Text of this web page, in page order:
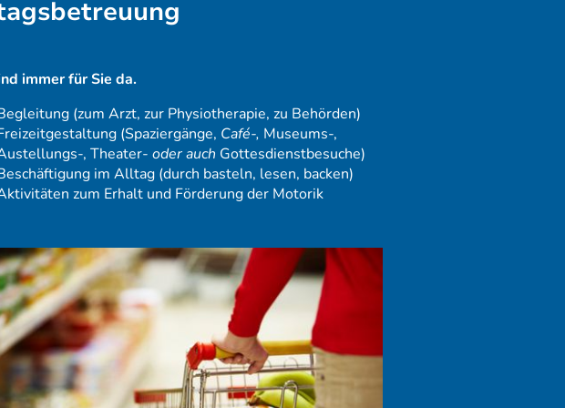
immer für Sie da.
(zum Arzt, zur Physiotherapie, zu Behörden)
(Spaziergänge, Café-, Museums-,
, Theater- oder auch Gottesdienstbesuche)
im Alltag (durch basteln, lesen, backen)
zum Erhalt und Förderung der Motorik